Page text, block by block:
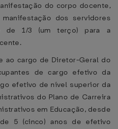
do corpo docente,
dos servidores
de 1/3 (um terço) para a
ao cargo de Diretor-Geral do
de cargo efetivo da
efetivo de nível superior da
do Plano de Carreira
em Educação, desde
5 (cinco) anos de efetivo